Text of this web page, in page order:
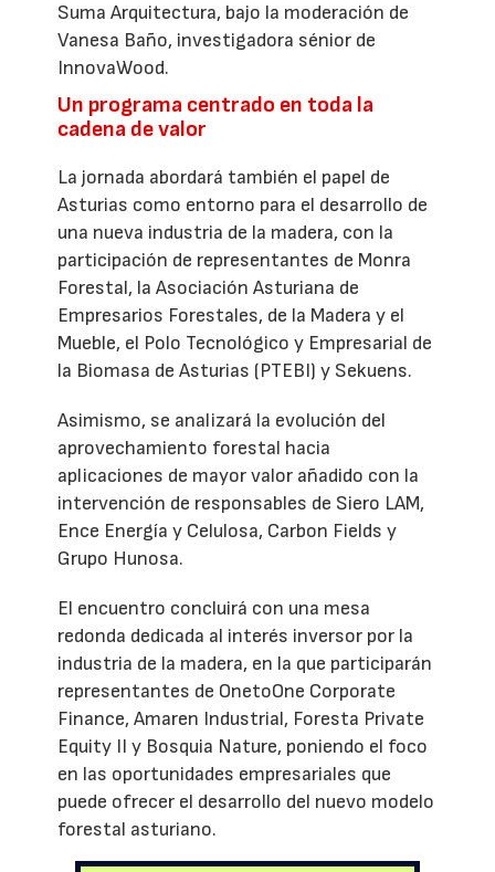
Suma Arquitectura, bajo la moderación de
Vanesa Baño, investigadora sénior de
InnovaWood.
Un programa centrado en toda la
cadena de valor
La jornada abordará también el papel de
Asturias como entorno para el desarrollo de
una nueva industria de la madera, con la
participación de representantes de Monra
Forestal, la Asociación Asturiana de
Empresarios Forestales, de la Madera y el
Mueble, el Polo Tecnológico y Empresarial de
la Biomasa de Asturias (PTEBI) y Sekuens.
Asimismo, se analizará la evolución del
aprovechamiento forestal hacia
aplicaciones de mayor valor añadido con la
intervención de responsables de Siero LAM,
Ence Energía y Celulosa, Carbon Fields y
Grupo Hunosa.
El encuentro concluirá con una mesa
redonda dedicada al interés inversor por la
industria de la madera, en la que participarán
representantes de OnetoOne Corporate
Finance, Amaren Industrial, Foresta Private
Equity II y Bosquia Nature, poniendo el foco
en las oportunidades empresariales que
puede ofrecer el desarrollo del nuevo modelo
forestal asturiano.